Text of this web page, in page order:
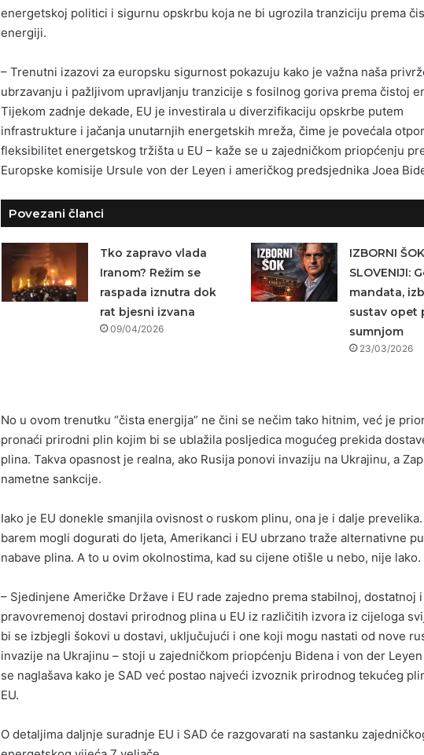
energetskoj politici i sigurnu opskrbu koja ne bi ugrozila tranziciju prema
energiji.
– Trenutni izazovi za europsku sigurnost pokazuju kako je važna naša
ubrzavanju i pažljivom upravljanju tranzicije s fosilnog goriva prema čistoj
Tijekom zadnje dekade, EU je investirala u diverzifikaciju opskrbe putem
infrastrukture i jačanja unutarnjih energetskih mreža, čime je povećala
fleksibilitet energetskog tržišta u EU – kaže se u zajedničkom priopćenju
Europske komisije Ursule von der Leyen i američkog predsjednika Joea
Povezani članci
Tko zapravo vlada
Iranom? Režim se
raspada iznutra dok
rat bjesni izvana
09/04/2026
IZBORNI
SLOVENIJI:
mandata,
sustav opet
sumnjom
23/03/2026
No u ovom trenutku “čista energija” ne čini se nečim tako hitnim, već je
pronaći prirodni plin kojim bi se ublažila posljedica mogućeg prekida
plina. Takva opasnost je realna, ako Rusija ponovi invaziju na Ukrajinu, a
nametne sankcije.
Iako je EU donekle smanjila ovisnost o ruskom plinu, ona je i dalje
barem mogli dogurati do ljeta, Amerikanci i EU ubrzano traže alternativne
nabave plina. A to u ovim okolnostima, kad su cijene otišle u nebo, nije lako.
– Sjedinjene Američke Države i EU rade zajedno prema stabilnoj, dostatnoj i
pravovremenoj dostavi prirodnog plina u EU iz različitih izvora iz cijeloga
bi se izbjegli šokovi u dostavi, uključujući i one koji mogu nastati od nove
invazije na Ukrajinu – stoji u zajedničkom priopćenju Bidena i von der
se naglašava kako je SAD već postao najveći izvoznik prirodnog tekućeg
EU.
O detaljima daljnje suradnje EU i SAD će razgovarati na sastanku